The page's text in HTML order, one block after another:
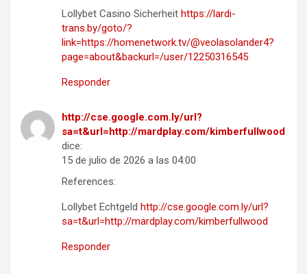
Lollybet Casino Sicherheit https://lardi-
trans.by/goto/?
link=https://homenetwork.tv/@veolasolander4?
page=about&backurl=/user/12250316545
Responder
http://cse.google.com.ly/url?
sa=t&url=http://mardplay.com/kimberfullwood
dice:
15 de julio de 2026 a las 04:00
References:
Lollybet Echtgeld http://cse.google.com.ly/url?
sa=t&url=http://mardplay.com/kimberfullwood
Responder